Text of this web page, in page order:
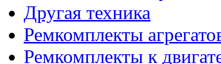
Другая техника
Ремкомплекты
Ремкомплекты к